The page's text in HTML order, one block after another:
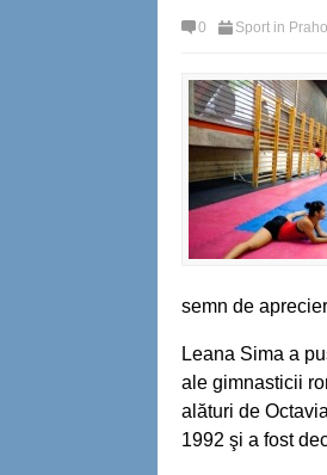
0 Sport in
semn de
Leana Sima a
ale gimnasticii
alături de
1992 şi a fost